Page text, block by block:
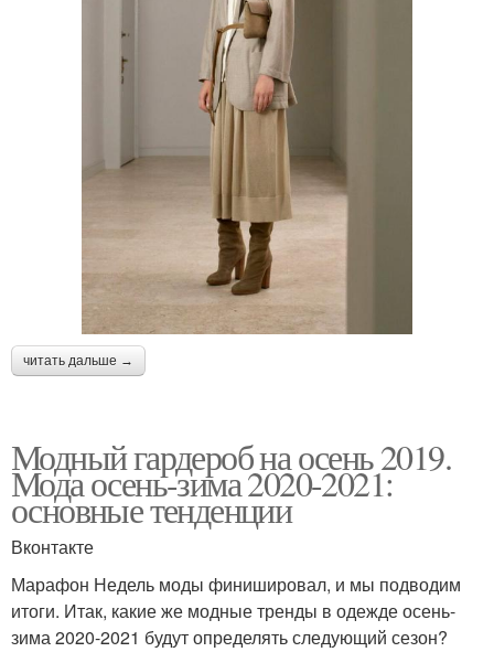
читать дальше →
Модный гардероб на осень 2019.
Мода осень-зима 2020-2021:
основные тенденции
Вконтакте
Марафон Недель моды финишировал, и мы подводим
итоги. Итак, какие же модные тренды в одежде осень-
зима 2020-2021 будут определять следующий сезон?